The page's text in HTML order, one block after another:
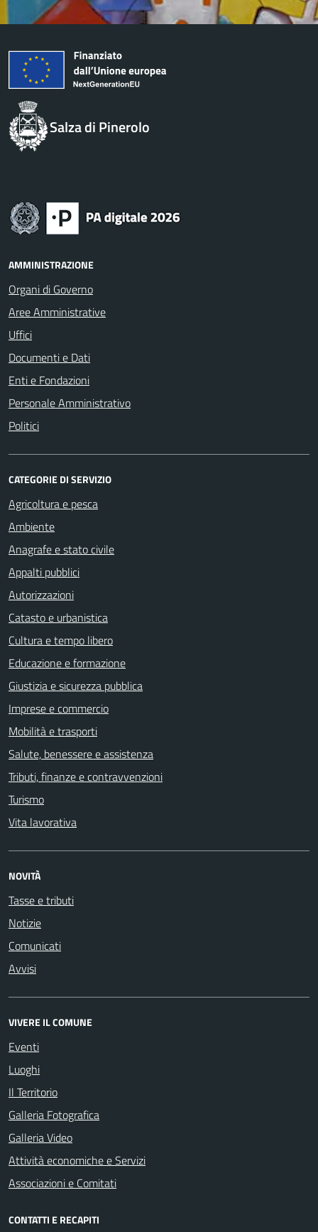
Salza di Pinerolo
AMMINISTRAZIONE
Organi di Governo
Aree Amministrative
Uffici
Documenti e Dati
Enti e Fondazioni
Personale Amministrativo
Politici
CATEGORIE DI SERVIZIO
Agricoltura e pesca
Ambiente
Anagrafe e stato civile
Appalti pubblici
Autorizzazioni
Catasto e urbanistica
Cultura e tempo libero
Educazione e formazione
Giustizia e sicurezza pubblica
Imprese e commercio
Mobilità e trasporti
Salute, benessere e assistenza
Tributi, finanze e contravvenzioni
Turismo
Vita lavorativa
NOVITÀ
Tasse e tributi
Notizie
Comunicati
Avvisi
VIVERE IL COMUNE
Eventi
Luoghi
Il Territorio
Galleria Fotografica
Galleria Video
Attività economiche e Servizi
Associazioni e Comitati
CONTATTI E RECAPITI